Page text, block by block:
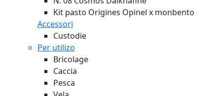
Kit pasto Origines Opinel x monbento
Accessori
Custodie
Per utilizo
Bricolage
Caccia
Pesca